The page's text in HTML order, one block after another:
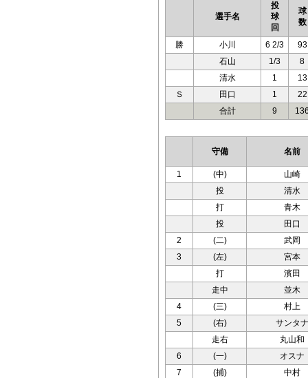
選手名
投
球
回
球
数
勝 小川 6 2/3
93
石山
1/3
8
清水
1
13
Ｓ
田口 1
22
合計
9
守備 名前
1 (中)
山崎
投
清水
打
青木
投
田口
2
(二)
武岡
3
(左)
宮本
打
濱田
走中
並木
4
(三)
村上
5
(右)
サンタナ
走右
丸山和
6
(一)
オスナ
7
(捕)
中村